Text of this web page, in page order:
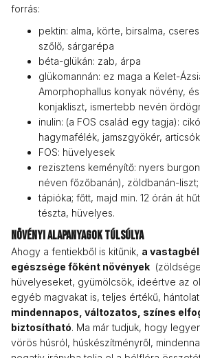
forrás:
pektin: alma, körte, birsalma,
szőlő, sárgarépa
béta-glükán: zab, árpa
glükomannán: ez maga a Kelet-
Amorphophallus konyak növény,
konjakliszt, ismertebb nevén
inulin: (a FOS család egy tagja):
hagymafélék, jamszgyökér,
FOS: hüvelyesek
rezisztens keményítő: nyers
néven főzőbanán), zöldbanán-liszt;
tápióka; főtt, majd min. 12 órán át
tészta, hüvelyes.
Növényi alapanyagok túlsúlya
Ahogy a fentiekből is kitűnik, a
egészsége főként növények
hüvelyeseket, gyümölcsök, ideértve az
egyéb magvakat is, teljes értékű,
mindennapos, változatos, színes
biztosítható. Ma már tudjuk, hogy
vörös húsról, húskészítményről,